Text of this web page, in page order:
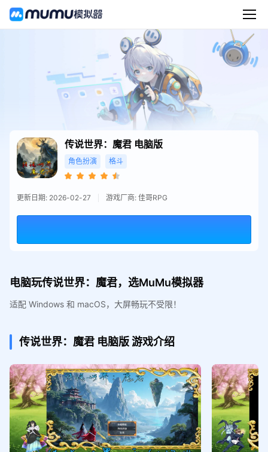
传说世界：魔君 电脑版
角色扮演 格斗
更新日期: 2026-02-27 游戏厂商: 佳哥RPG
电脑玩传说世界：魔君，选MuMu模拟器
适配 Windows 和 macOS，大屏畅玩不受限！
传说世界：魔君 电脑版游戏介绍